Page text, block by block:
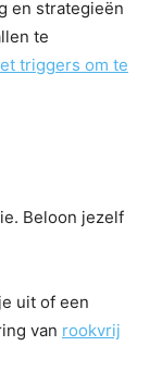
en strategieën
te
triggers om te
Beloon jezelf
uit of een
van rookvrij